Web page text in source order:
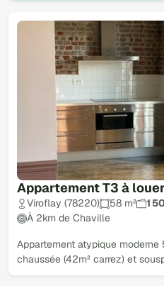
Appartement T3 à louer
Viroflay (78220) 58 m²
1
À 2km de Chaville
Appartement atypique moderne
chaussée (42m² carrez) et